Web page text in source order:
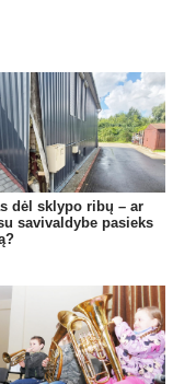
dėl sklypo ribų – ar
savivaldybe pasieks